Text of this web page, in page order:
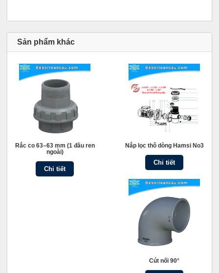
Sản phẩm khác
Rắc co 63–63 mm (1 đầu ren
ngoài)
Chi tiết
Nắp lọc thô dòng Hamsi No3
Chi tiết
Cút nối 90°